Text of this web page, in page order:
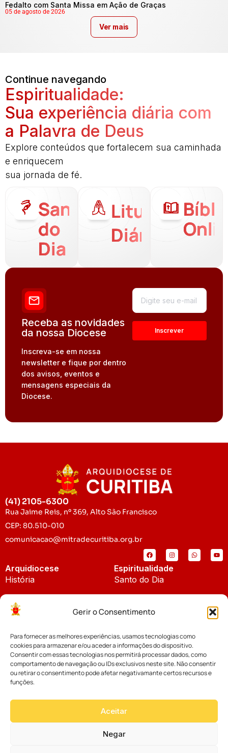
Gerir o Consentimento
Para fornecer as melhores experiências, usamos tecnologias como
cookies para armazenar e/ou aceder a informações do dispositivo.
Consentir com essas tecnologias nos permitirá processar dados, como
comportamento de navegação ou IDs exclusivos neste site. Não consentir
ou retirar o consentimento pode afetar negativamante certos recursos e
funções.
Aceitar
Negar
Fedalto com Santa Missa em Ação de Graças
05 de agosto de 2026
Ver mais
Continue navegando
Espiritualidade:
Sua experiência diária com
a Palavra de Deus
Explore conteúdos que fortalecem sua caminhada
e enriquecem
sua jornada de fé.
Santo
do
Dia
Liturgia
Diária
Receba as novidades
da nossa Diocese
Inscreva-se em nossa
newsletter e fique por dentro
dos avisos, eventos e
mensagens especiais da
Diocese.
(41) 2105-6300
Rua Jaime Reis, nº 369, Alto São Francisco
CEP: 80.510-010
comunicacao@mitradecuritiba.org.br
Arquidiocese
História
Padroeira
Espiritualidade
Santo do Dia
Notícias
Notícias da Arquidiocese
Notícias Cáritas
Palavra dos Bispos
Cúria Diocesana
Fundo Diocesano
Vicariatos da Educação
Eventos